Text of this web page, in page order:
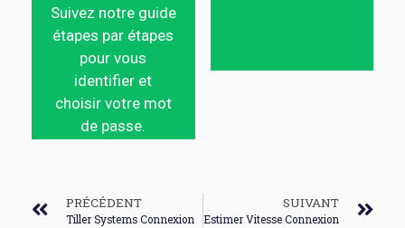
Suivez notre guide
étapes par étapes
pour vous
identifier et
choisir votre mot
de passe.
PRÉCÉDENT
Tiller Systems Connexion
SUIVANT
Estimer Vitesse Connexion